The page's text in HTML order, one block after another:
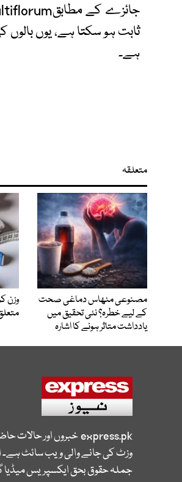
ثابت ہو سکتا ہے، یوں
ہے۔
متعلقہ
مصنوعی مٹھاس دماغی صحت
کے لیے خطرہ؟ نئی تحقیق میں
یادداشت متاثر ہونے کا اشارہ
وزن
express.pkخبروں اور حالات
وزٹ کی جانے والی ویب سائٹ ہے۔
جملہ حقوق بحق ایکسپریس میڈیا